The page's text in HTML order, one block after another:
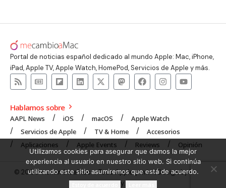
Portal de noticias español dedicado al mundo Apple: Mac, iPhone,
iPad, Apple TV, Apple Watch, HomePod, Servicios de Apple y más.
Hablamos sobre
AAPL News iOS macOS
Apple Watch
Servicios de Apple
TV & Home
Accesorios
Aplicaciones
Apple Events Reviews Opinión
© 2008 mecambioaMac – Todo Apple y más | Design byUNXON
Agency.
Utilizamos cookies para asegurar que damos la mejor
experiencia al usuario en nuestro sitio web. Si continúa
utilizando este sitio asumiremos que está de acuerdo.